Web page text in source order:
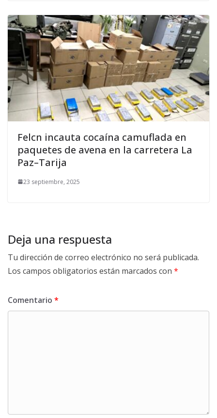
Felcn incauta cocaína camuflada en
paquetes de avena en la carretera La
Paz–Tarija
23 septiembre, 2025
Deja una respuesta
Tu dirección de correo electrónico no será publicada.
Los campos obligatorios están marcados con *
Comentario *